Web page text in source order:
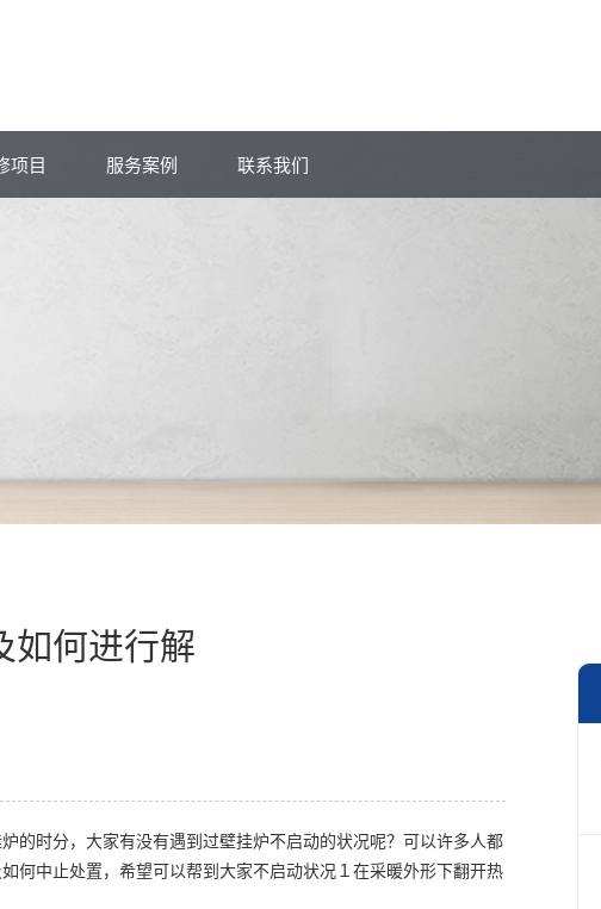
项目 服务案例 联系我们
如何进行解
时分，大家有没有遇到过壁挂炉不启动的状况呢？可以许多人都
何中止处置，希望可以帮到大家不启动状况１在采暖外形下翻开热